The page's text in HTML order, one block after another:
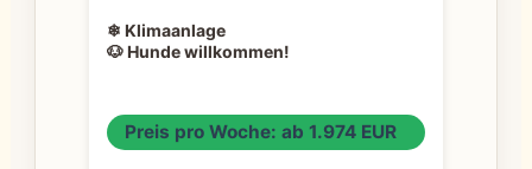
❄ Klimaanlage
🐶 Hunde willkommen!
Preis pro Woche: ab 1.974 EUR